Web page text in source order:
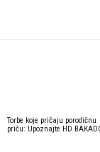
Torbe koje pričaju porodičnu
priču: Upoznajte HD